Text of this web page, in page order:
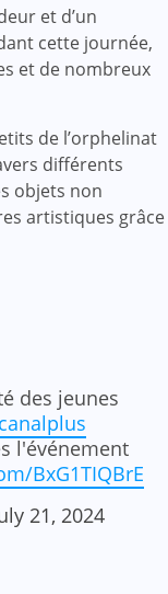
et d’un
cette journée,
et de nombreux
de l’orphelinat
différents
objets non
artistiques grâce
des jeunes
l'événement
BxG1TIQBrE
21, 2024